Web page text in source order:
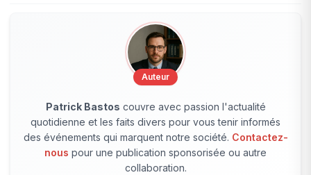
Auteur
Patrick Bastos couvre avec passion l'actualité
quotidienne et les faits divers pour vous tenir informés
des événements qui marquent notre société. Contactez-
nous pour une publication sponsorisée ou autre
collaboration.